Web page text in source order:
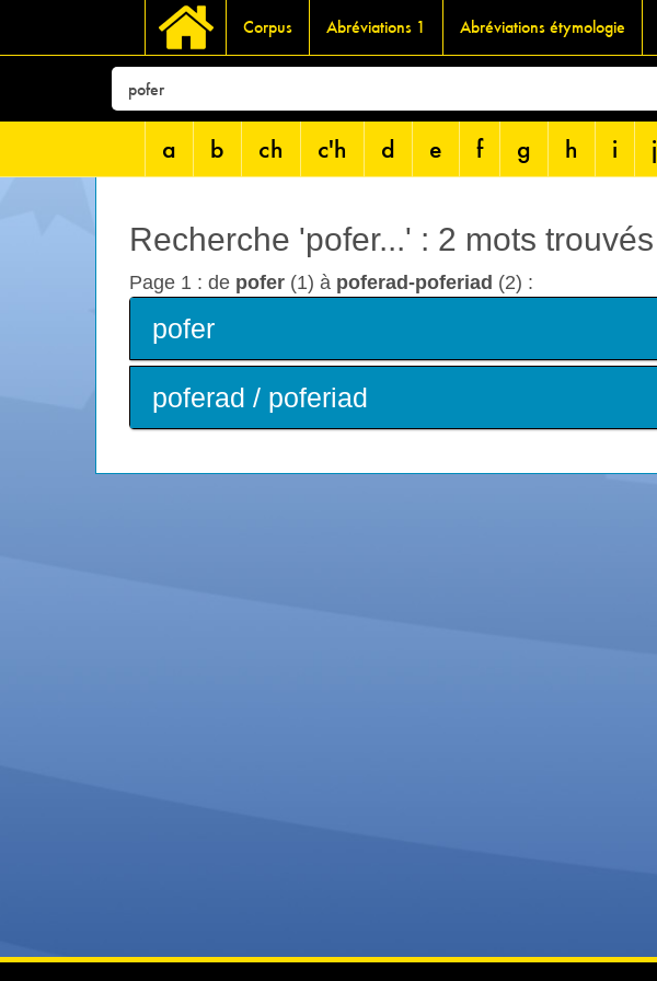
Corpus Abréviations 1 Abréviations étymologie
a b ch c'h d e f g h i j
Recherche 'pofer...' : 2 mots trouvés
Page 1 : de pofer (1) à poferad-poferiad (2) :
pofer
poferad / poferiad